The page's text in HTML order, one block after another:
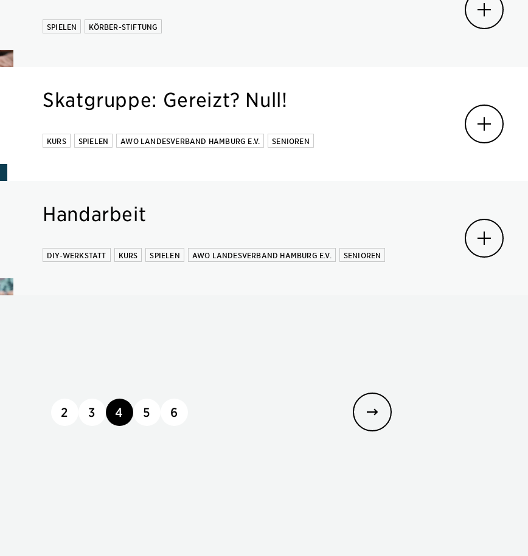
SPIELEN KÖRBER-STIFTUNG
Skatgruppe: Gereizt? Null!
KURS SPIELEN AWO LANDESVERBAND HAMBURG E.V. SENIOREN
Handarbeit
DIY-WERKSTATT KURS SPIELEN AWO LANDESVERBAND HAMBURG E.V. SENIOREN
seite
2
seite
3
seite
4
seite
5
seite
6